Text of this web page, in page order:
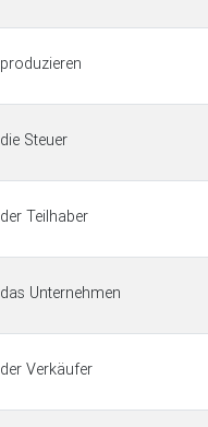
produzieren
die Steuer
der Teilhaber
das Unternehmen
der Verkäufer